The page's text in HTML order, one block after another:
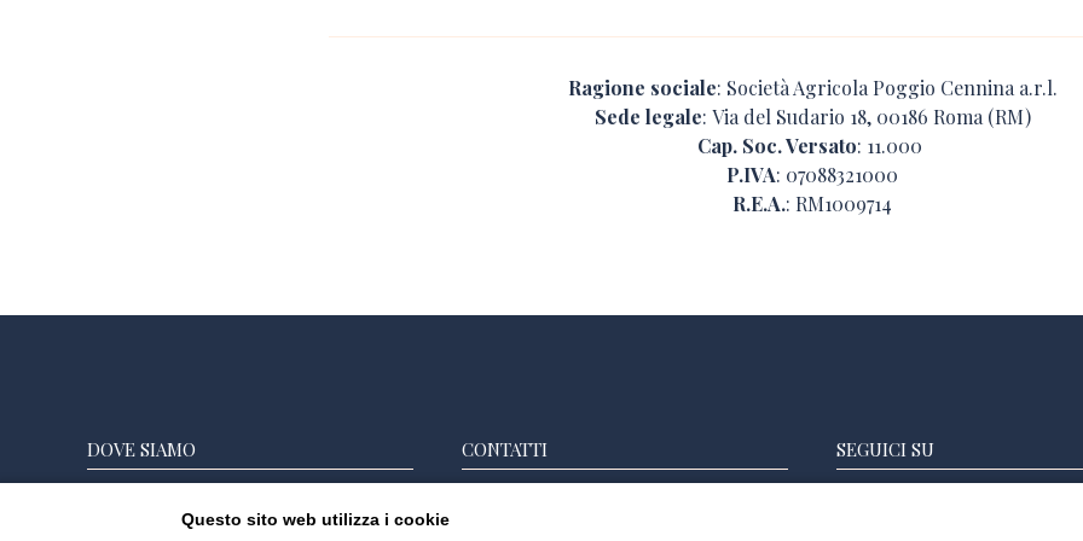
Ragione sociale: Società Agricola Poggio Cennina a.r.l.
Sede legale: Via del Sudario 18, 00186 Roma (RM)
Cap. Soc. Versato: 11.000
P.IVA: 07088321000
R.E.A.: RM1009714
DOVE SIAMO
Strada Comunale Di Cennina, 10/11 -
52021 Bucine (Italy)
CONTATTI SEGUICI SU
Questo sito web utilizza i cookie